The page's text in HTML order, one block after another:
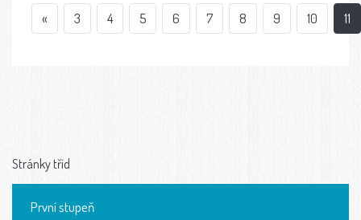
« 3 4 5 6 7 8 9 10 11
Stránky tříd
První stupeň